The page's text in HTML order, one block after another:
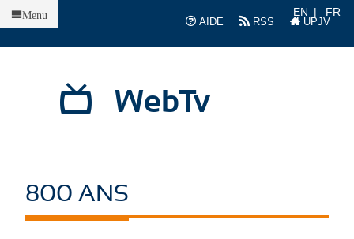
AIDE
RSS UPJV
EN FR
WebTv
Menu
800 ANS